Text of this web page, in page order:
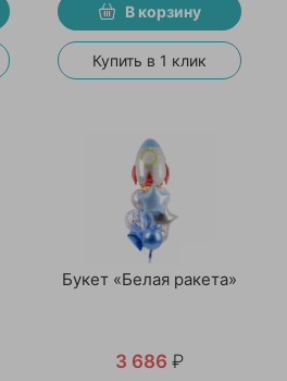
В корзину
Купить в 1 клик
Букет «Белая ракета»
3 686 ₽